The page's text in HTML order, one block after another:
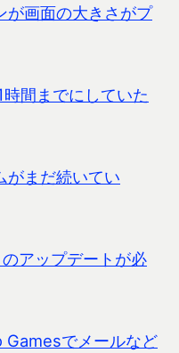
が画面の大きさがプ
間までにしていた
がまだ続いてい
アップデートが必
Gamesでメールなど